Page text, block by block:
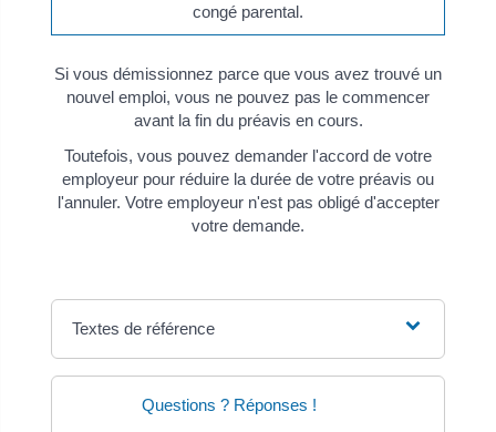
congé parental.
Si vous démissionnez parce que vous avez trouvé un
nouvel emploi, vous ne pouvez pas le commencer
avant la fin du préavis en cours.
Toutefois, vous pouvez demander l'accord de votre
employeur pour réduire la durée de votre préavis ou
l'annuler. Votre employeur n'est pas obligé d'accepter
votre demande.
Textes de référence
Questions ? Réponses !